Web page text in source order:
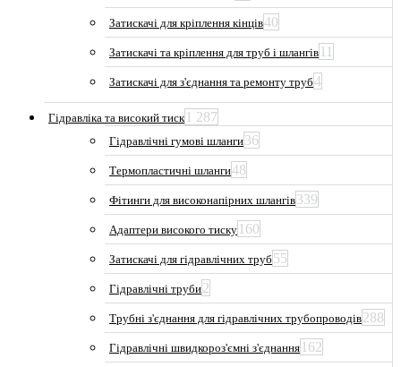
Затискачі для кріплення кінців40
Затискачі та кріплення для труб і шлангів 11
Затискачі для з'єднання та ремонту труб4
Гідравліка та високий тиск 1 287
Гідравлічні гумові шланги36
Термопластичні шланги48
Фітинги для високонапірних шлангів339
Адаптери високого тиску 160
Затискачі для гідравлічних труб 55
Гідравлічні труби2
Трубні з'єднання для гідравлічних трубопроводів288
Гідравлічні швидкороз'ємні з'єднання 162